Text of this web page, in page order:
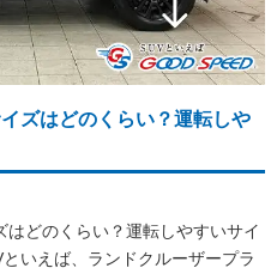
ズはどのくらい？運転しや
どのくらい？運転しやすいサイ
いえば、ランドクルーザープラ